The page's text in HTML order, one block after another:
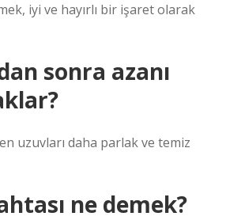
iyi ve hayırlı bir işaret olarak
sonra azanı
uzuvları daha parlak ve temiz
ne demek?